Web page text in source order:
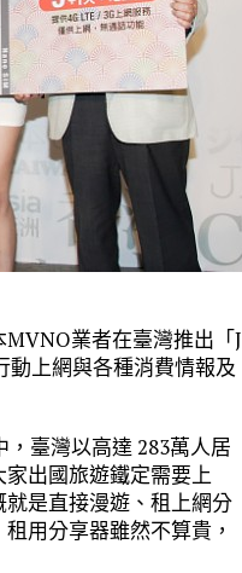
業者在臺灣推出「J
上網與各種消費情報及
臺灣以高達 283萬人居
出國旅遊鐵定需要上
是直接漫遊、租上網分
用分享器雖然不算貴，